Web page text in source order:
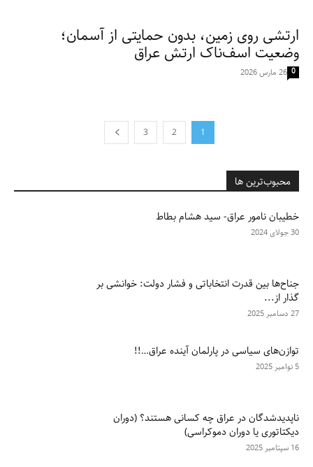
ارتشی روی زمین، بدون حمایتی از آسمان؛
وضعیت اسف‌ناک ارتش عراق
26 مارس 2026 0
1
2
3
محبوب‌ترین ها
خطیبان نامور عراق- سید هشام بطاط
30 جولای 2024
جناح‌ها بین قدرت انتخاباتی و فشار دولت: خوانشی بر
گذار از...
27 دسامبر 2025
توازن‌های سیاسی در پارلمان آینده عراق…!!
5 نوامبر 2025
ناپدیدشدگان در عراق چه کسانی هستند؟ (دوران
دیکتاتوری یا دوران دموکراسی)
16 سپتامبر 2025